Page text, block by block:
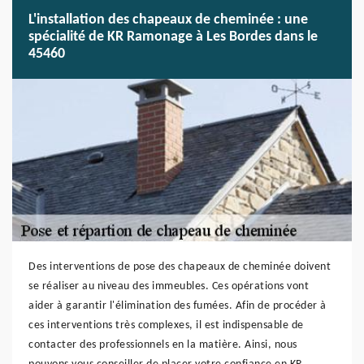
L'installation des chapeaux de cheminée : une
spécialité de KR Ramonage à Les Bordes dans le
45460
Des interventions de pose des chapeaux de cheminée doivent
se réaliser au niveau des immeubles. Ces opérations vont
aider à garantir l'élimination des fumées. Afin de procéder à
ces interventions très complexes, il est indispensable de
contacter des professionnels en la matière. Ainsi, nous